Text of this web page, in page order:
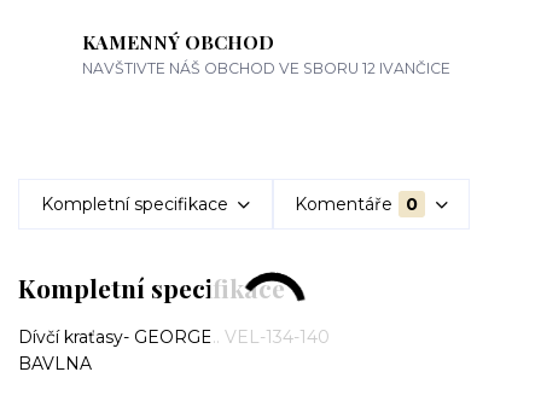
KAMENNÝ OBCHOD
NAVŠTIVTE NÁŠ OBCHOD VE SBORU 12 IVANČICE
Kompletní specifikace Komentáře 0
Kompletní specifikace
Dívčí kraťasy- GEORGE.. VEL-134-140
BAVLNA